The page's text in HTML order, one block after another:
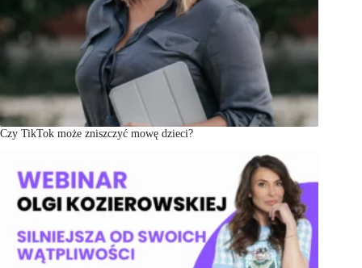
Czy TikTok może zniszczyć mowę dzieci?